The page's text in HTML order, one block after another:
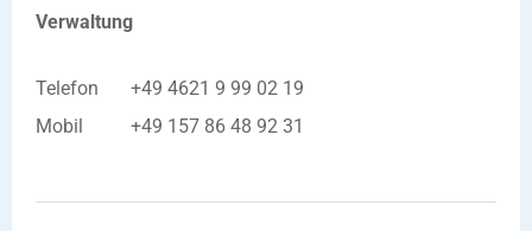
Verwaltung
Telefon
+49 4621 9 99 02 19
Mobil
+49 157 86 48 92 31